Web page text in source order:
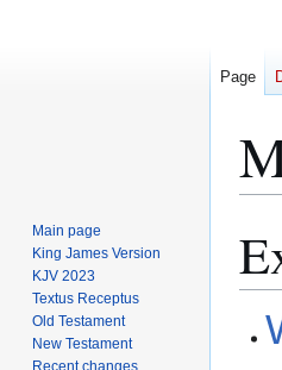
toto
Page
Main page
King James Version
KJV 2023
Textus Receptus
Old Testament
New Testament
Recent changes